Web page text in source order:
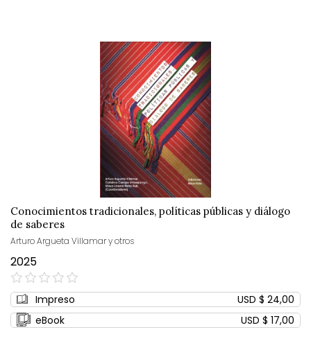
Conocimientos tradicionales, políticas públicas y diálogo
de saberes
Arturo Argueta Villamar y otros
2025
0%
Impreso
USD $ 24,00
eBook
USD $ 17,00